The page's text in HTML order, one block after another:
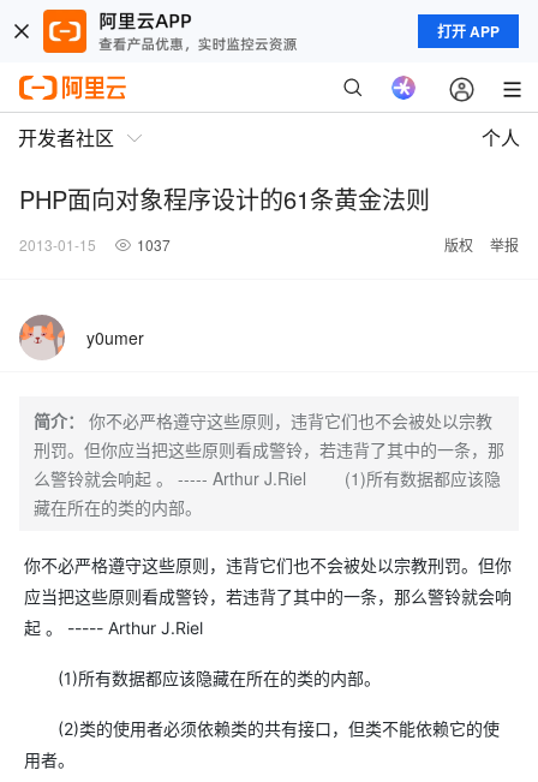
打开 APP
开发者社区 个人
PHP面向对象程序设计的61条黄金法则
2013-01-15 1037 版权 举报
y0umer
简介：
你不必严格遵守这些原则，违背它们也不会被处以宗教
刑罚。但你应当把这些原则看成警铃，若违背了其中的一条，那
么警铃就会响起 。 ----- Arthur J.Riel (1)所有数据都应该隐
藏在所在的类的内部。
你不必严格遵守这些原则，违背它们也不会被处以宗教刑罚。但你
应当把这些原则看成警铃，若违背了其中的一条，那么警铃就会响
起 。 ----- Arthur J.Riel
(1)所有数据都应该隐藏在所在的类的内部。
(2)类的使用者必须依赖类的共有接口，但类不能依赖它的使
用者。